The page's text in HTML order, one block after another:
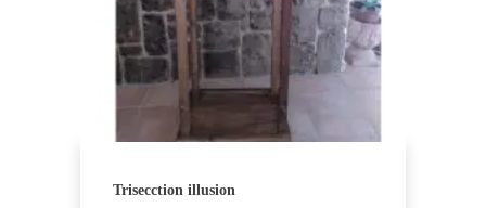
Trisecction illusion